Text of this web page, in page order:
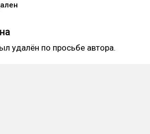
удалён по просьбе автора.